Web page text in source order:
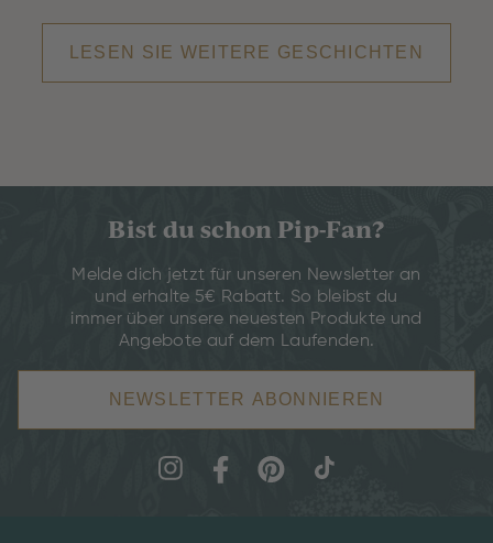
LESEN SIE WEITERE GESCHICHTEN
Bist du schon Pip-Fan?
Melde dich jetzt für unseren Newsletter an
und erhalte 5€ Rabatt. So bleibst du
immer über unsere neuesten Produkte und
Angebote auf dem Laufenden.
NEWSLETTER ABONNIEREN